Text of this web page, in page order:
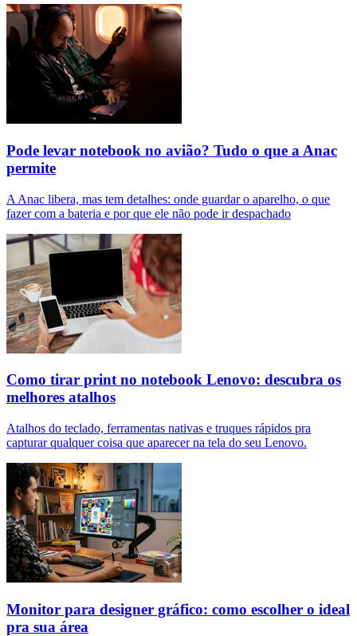
Pode levar notebook no avião? Tudo o que a Anac
permite
A Anac libera, mas tem detalhes: onde guardar o aparelho, o que
fazer com a bateria e por que ele não pode ir despachado
Como tirar print no notebook Lenovo: descubra os
melhores atalhos
Atalhos do teclado, ferramentas nativas e truques rápidos pra
capturar qualquer coisa que aparecer na tela do seu Lenovo.
Monitor para designer gráfico: como escolher o ideal
pra sua área